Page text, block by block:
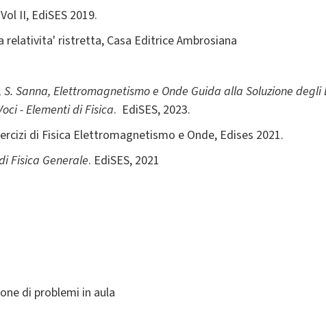
II, EdiSES 2019.
relativita' ristretta, Casa Editrice Ambrosiana
Sanna, Elettromagnetismo e Onde Guida alla Soluzione degli
- Elementi di Fisica. EdiSES, 2023.
di Fisica Elettromagnetismo e Onde, Edises 2021.
Fisica Generale. EdiSES, 2021
di problemi in aula